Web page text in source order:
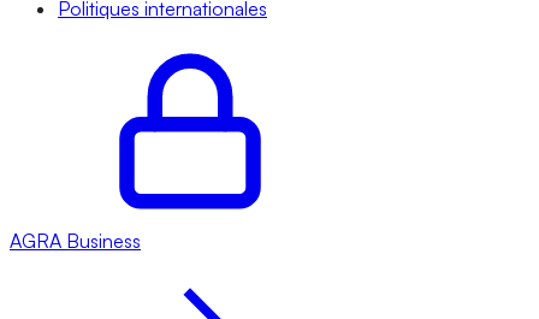
Politiques internationales
AGRA Business